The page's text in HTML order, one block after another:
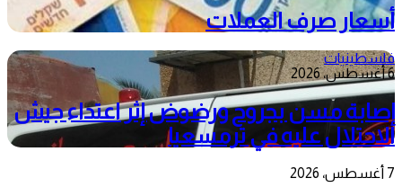
أسعار صرف العملات
فلسطينيات
6 أغسطس، 2026
إصابة مسن بجروح ورضوض إثر اعتداء جيش
الاحتلال عليه في ترمسعيا
7 أغسطس، 2026